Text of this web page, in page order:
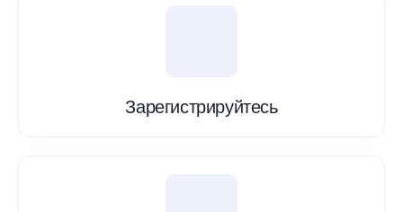
Зарегистрируйтесь